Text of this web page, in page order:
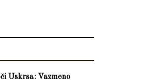
Uskrsa: Vazmeno